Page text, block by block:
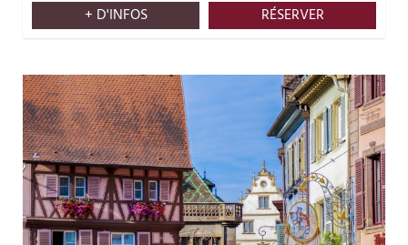
RÉSERVER
+ D'INFOS